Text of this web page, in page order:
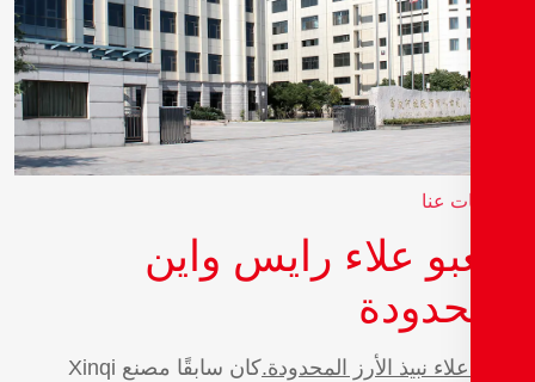
علاء رايس واين
علاء نبيذ الأرز المحدودة.
كان سابقًا مصنع Xinqi